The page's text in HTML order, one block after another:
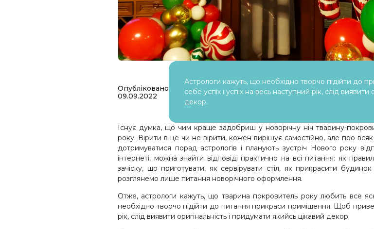
Опубліковано
09.09.2022
Астрологи кажуть, що необхідно творчо підійти до
себе успіх і успіх на весь наступний рік, слід
декор.
Існує думка, що чим краще задобриш у новорічну ніч тварину-
року. Вірити в це чи не вірити, кожен вирішує самостійно, але про
дотримуватися порад астрологів і планують зустріч Нового року
інтернеті, можна знайти відповіді практично на всі питання: як
зачіску, що приготувати, як сервірувати стіл, як прикрасити
розглянемо лише питання новорічного оформлення.
Отже, астрологи кажуть, що тварина покровитель року любить все
необхідно творчо підійти до питання прикраси приміщення. Щоб
рік, слід виявити оригінальність і придумати якийсь цікавий декор.